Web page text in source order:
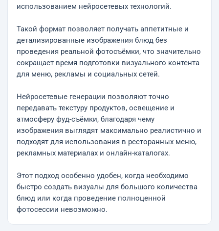
использованием нейросетевых технологий.
Такой формат позволяет получать аппетитные и
детализированные изображения блюд без
проведения реальной фотосъёмки, что значительно
сокращает время подготовки визуального контента
для меню, рекламы и социальных сетей.
Нейросетевые генерации позволяют точно
передавать текстуру продуктов, освещение и
атмосферу фуд-съёмки, благодаря чему
изображения выглядят максимально реалистично и
подходят для использования в ресторанных меню,
рекламных материалах и онлайн-каталогах.
Этот подход особенно удобен, когда необходимо
быстро создать визуалы для большого количества
блюд или когда проведение полноценной
фотосессии невозможно.